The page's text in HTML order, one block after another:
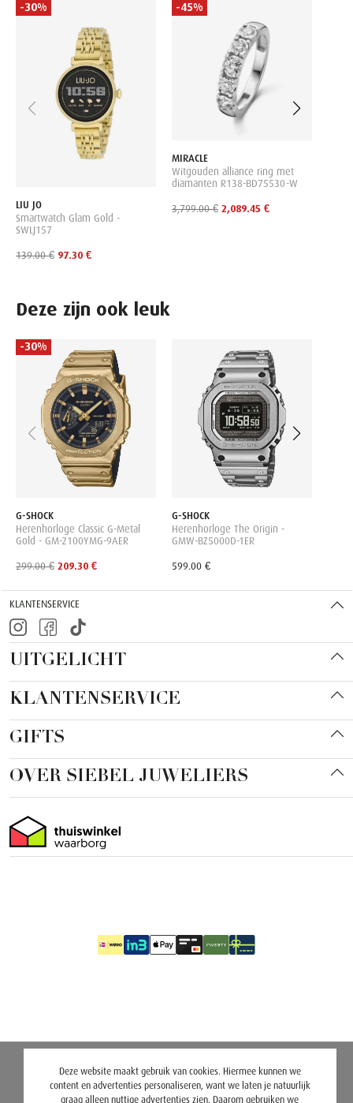
-30%
LIU JO
Smartwatch Glam Gold -
SWLJ157
139.00 € 97.30 €
-45%
MIRACLE
Witgouden alliance ring met
diamanten R138-BD75530-W
3,799.00 € 2,089.45 €
Deze zijn ook leuk
-30%
G-SHOCK
Herenhorloge Classic G-Metal
Gold - GM-2100YMG-9AER
299.00 € 209.30 €
G-SHOCK
Herenhorloge The Origin -
GMW-BZ5000D-1ER
599.00 €
KLANTENSERVICE
UITGELICHT
KLANTENSERVICE
GIFTS
OVER SIEBEL JUWELIERS
Deze website maakt gebruik van cookies. Hiermee kunnen we
content en advertenties personaliseren, want we laten je natuurlijk
graag alleen nuttige advertenties zien. Daarom gebruiken we